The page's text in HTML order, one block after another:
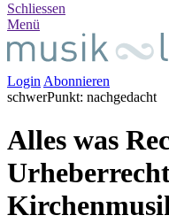
Schliessen
Menü
Login Abonnieren
schwerPunkt: nachgedacht
Alles was